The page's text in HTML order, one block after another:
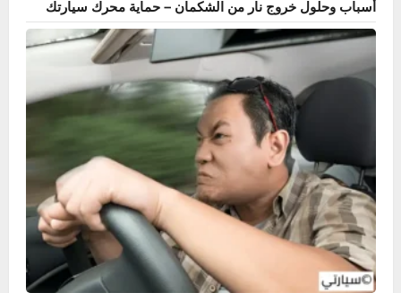
أسباب وحلول خروج نار من الشكمان – حماية محرك سيارتك